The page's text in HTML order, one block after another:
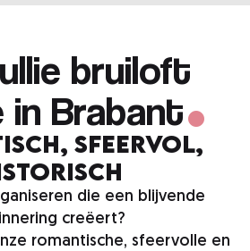
bruiloft
Brabant.
sfeervol,
die een blijvende
creëert?
romantische, sfeervolle en